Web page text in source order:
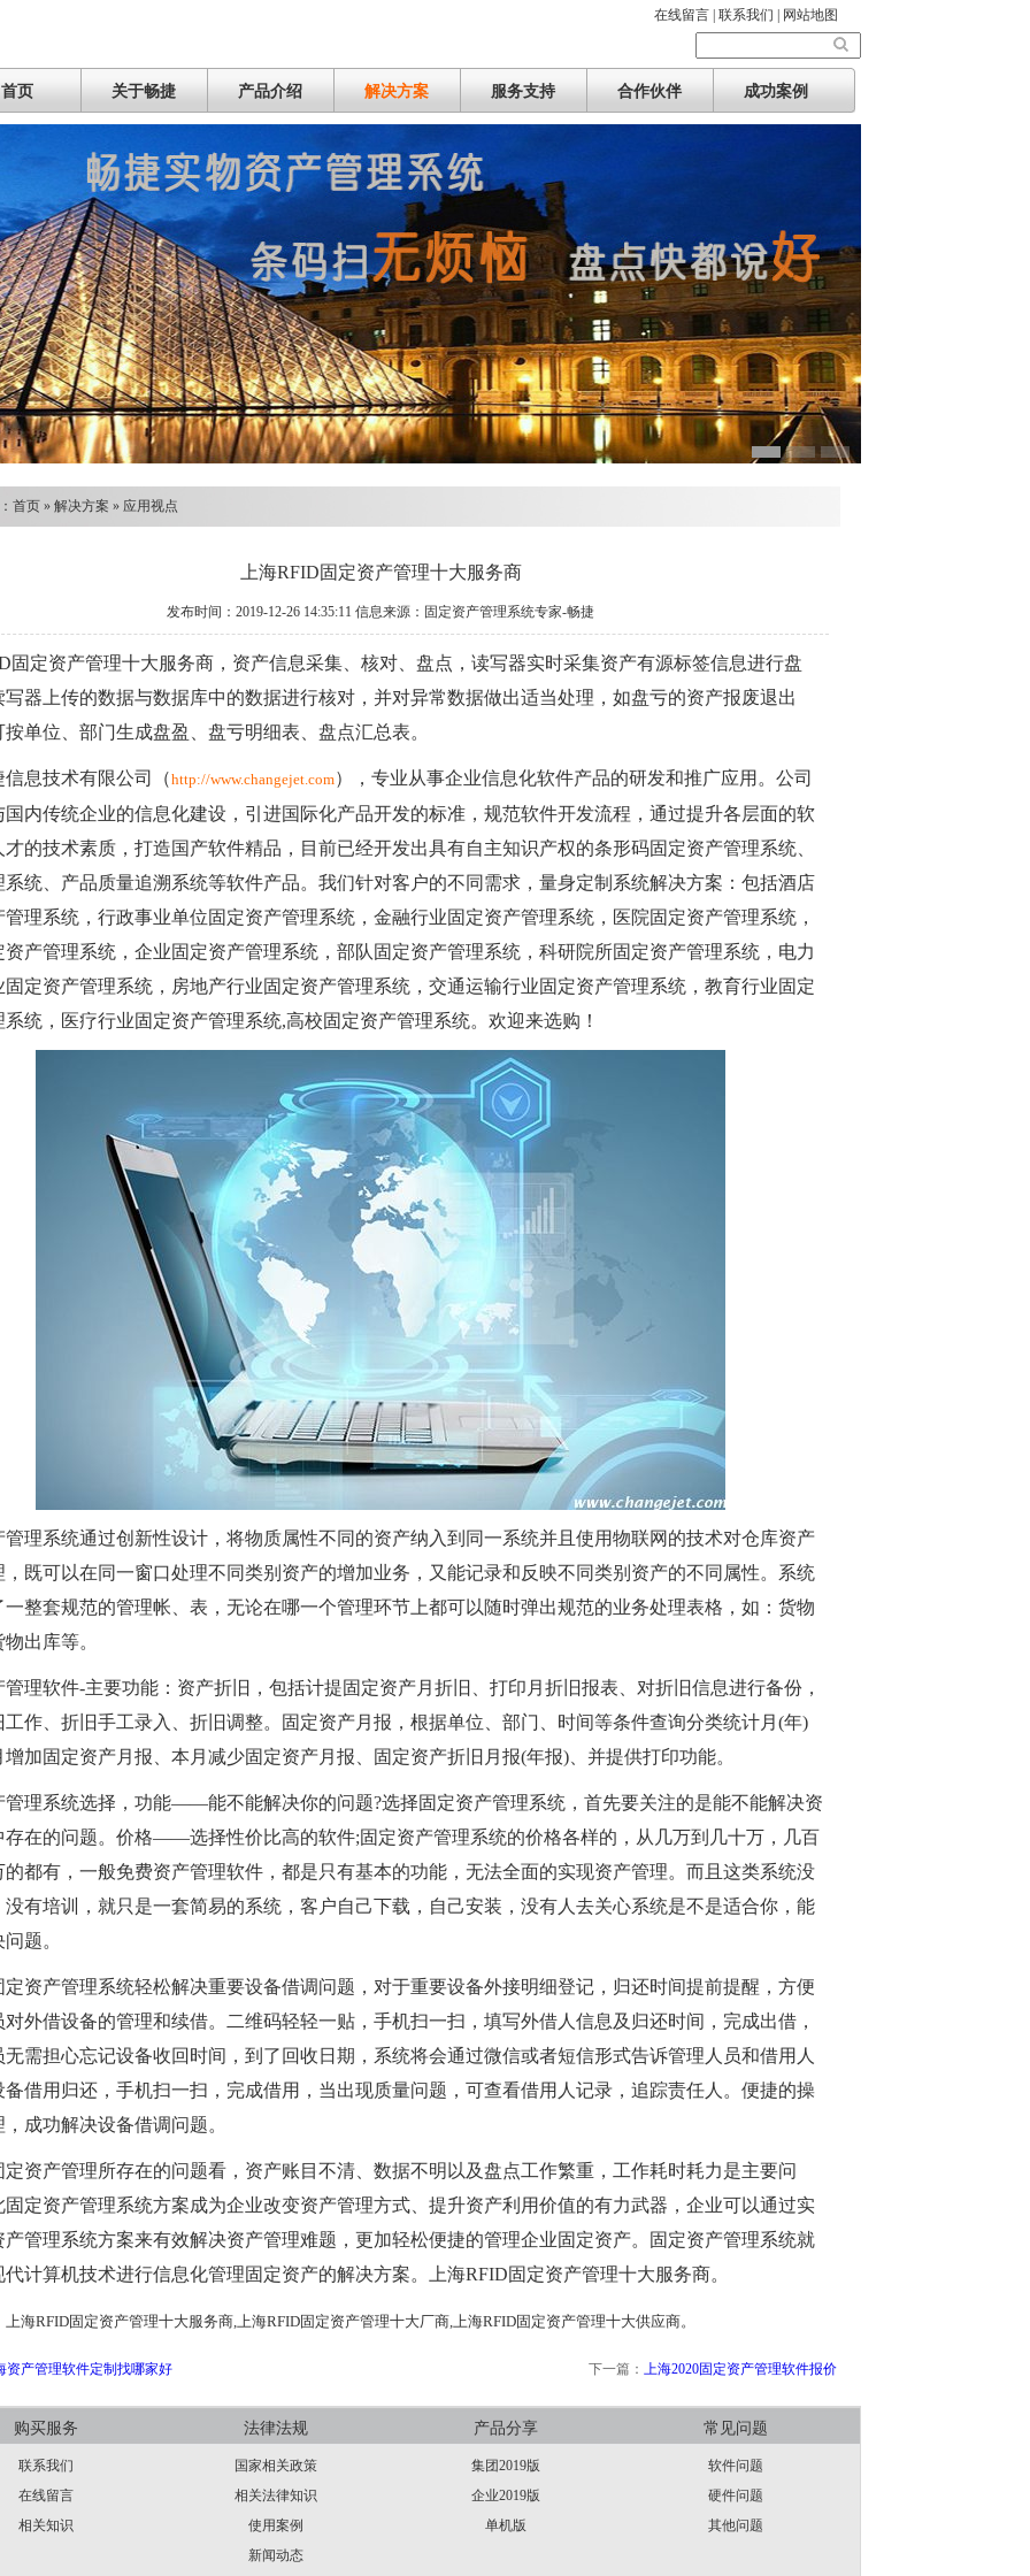
在线留言 | 联系我们 | 网站地图
首页 关于畅捷 产品介绍 解决方案 服务支持 合作伙伴 成功案例
首页 » 解决方案 » 应用视点
上海RFID固定资产管理十大服务商
发布时间：2019-12-26 14:35:11 信息来源：固定资产管理系统专家-畅捷
固定资产管理十大服务商，资产信息采集、核对、盘点，读写器实时采集资产有源标签信息进行盘
写器上传的数据与数据库中的数据进行核对，并对异常数据做出适当处理，如盘亏的资产报废退出
单位、部门生成盘盈、盘亏明细表、盘点汇总表。
信息技术有限公司（http://www.changejet.com），专业从事企业信息化软件产品的研发和推广应用。公司
国内传统企业的信息化建设，引进国际化产品开发的标准，规范软件开发流程，通过提升各层面的软
才的技术素质，打造国产软件精品，目前已经开发出具有自主知识产权的条形码固定资产管理系统、
系统、产品质量追溯系统等软件产品。我们针对客户的不同需求，量身定制系统解决方案：包括酒店
管理系统，行政事业单位固定资产管理系统，金融行业固定资产管理系统，医院固定资产管理系统，
资产管理系统，企业固定资产管理系统，部队固定资产管理系统，科研院所固定资产管理系统，电力
固定资产管理系统，房地产行业固定资产管理系统，交通运输行业固定资产管理系统，教育行业固定
系统，医疗行业固定资产管理系统,高校固定资产管理系统。欢迎来选购！
管理系统通过创新性设计，将物质属性不同的资产纳入到同一系统并且使用物联网的技术对仓库资产
，既可以在同一窗口处理不同类别资产的增加业务，又能记录和反映不同类别资产的不同属性。系统
一整套规范的管理帐、表，无论在哪一个管理环节上都可以随时弹出规范的业务处理表格，如：货物
出库等。
管理软件-主要功能：资产折旧，包括计提固定资产月折旧、打印月折旧报表、对折旧信息进行备份，
工作、折旧手工录入、折旧调整。固定资产月报，根据单位、部门、时间等条件查询分类统计月(年)
增加固定资产月报、本月减少固定资产月报、固定资产折旧月报(年报)、并提供打印功能。
管理系统选择，功能——能不能解决你的问题?选择固定资产管理系统，首先要关注的是能不能解决资
存在的问题。价格——选择性价比高的软件;固定资产管理系统的价格各样的，从几万到几十万，几百
的都有，一般免费资产管理软件，都是只有基本的功能，无法全面的实现资产管理。而且这类系统没
没有培训，就只是一套简易的系统，客户自己下载，自己安装，没有人去关心系统是不是适合你，能
题。
定资产管理系统轻松解决重要设备借调问题，对于重要设备外接明细登记，归还时间提前提醒，方便
对外借设备的管理和续借。二维码轻轻一贴，手机扫一扫，填写外借人信息及归还时间，完成出借，
无需担心忘记设备收回时间，到了回收日期，系统将会通过微信或者短信形式告诉管理人员和借用人
备借用归还，手机扫一扫，完成借用，当出现质量问题，可查看借用人记录，追踪责任人。便捷的操
成功解决设备借调问题。
定资产管理所存在的问题看，资产账目不清、数据不明以及盘点工作繁重，工作耗时耗力是主要问
固定资产管理系统方案成为企业改变资产管理方式、提升资产利用价值的有力武器，企业可以通过实
产管理系统方案来有效解决资产管理难题，更加轻松便捷的管理企业固定资产。固定资产管理系统就
代计算机技术进行信息化管理固定资产的解决方案。上海RFID固定资产管理十大服务商。
上海RFID固定资产管理十大服务商,上海RFID固定资产管理十大厂商,上海RFID固定资产管理十大供应商。
资产管理软件定制找哪家好 下一篇： 上海2020固定资产管理软件报价
购买服务
联系我们
在线留言
相关知识
法律法规
国家相关政策
相关法律知识
使用案例
新闻动态
产品分享
集团2019版
企业2019版
单机版
常见问题
软件问题
硬件问题
其他问题